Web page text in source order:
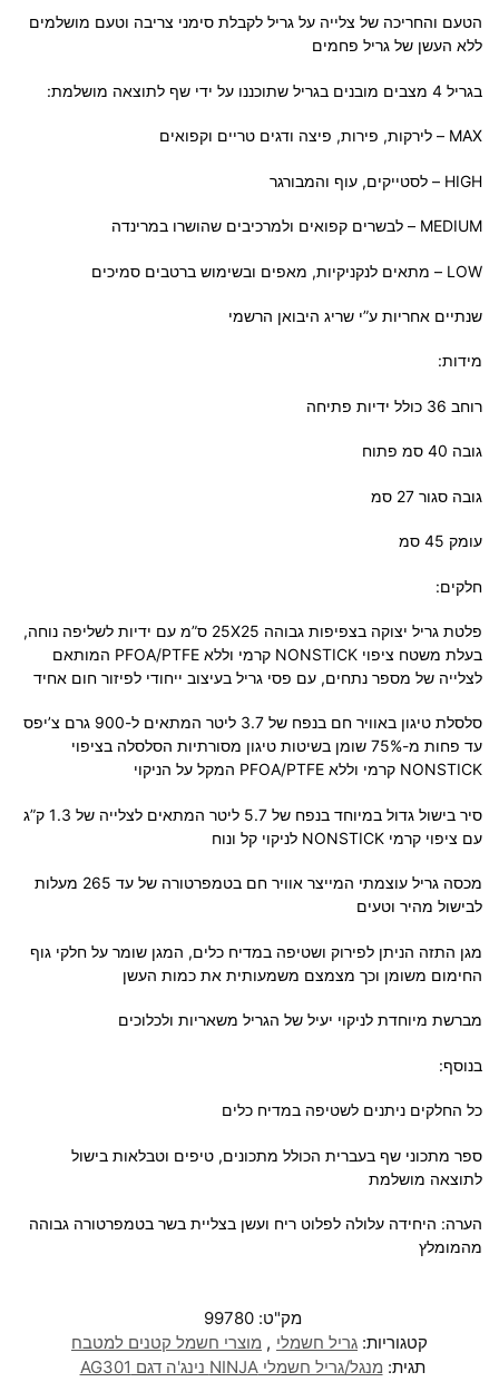
הטעם והחריכה של צלייה על גריל לקבלת סימני צריבה וטעם מושלמים
ללא העשן של גריל פחמים
בגריל 4 מצבים מובנים בגריל שתוכננו על ידי שף לתוצאה מושלמת:
MAX – לירקות, פירות, פיצה ודגים טריים וקפואים
HIGH – לסטייקים, עוף והמבורגר
MEDIUM – לבשרים קפואים ולמרכיבים שהושרו במרינדה
LOW – מתאים לנקניקיות, מאפים ובשימוש ברטבים סמיכים
שנתיים אחריות ע”י שריג היבואן הרשמי
מידות:
רוחב 36 כולל ידיות פתיחה
גובה 40 סמ פתוח
גובה סגור 27 סמ
עומק 45 סמ
חלקים:
פלטת גריל יצוקה בצפיפות גבוהה 25X25 ס”מ עם ידיות לשליפה נוחה,
בעלת משטח ציפוי NONSTICK קרמי וללא PFOA/PTFE המותאם
לצלייה של מספר נתחים, עם פסי גריל בעיצוב ייחודי לפיזור חום אחיד
סלסלת טיגון באוויר חם בנפח של 3.7 ליטר המתאים ל-900 גרם צ’יפס
עד פחות מ-75% שומן בשיטות טיגון מסורתיות הסלסלה בציפוי
NONSTICK קרמי וללא PFOA/PTFE המקל על הניקוי
סיר בישול גדול במיוחד בנפח של 5.7 ליטר המתאים לצלייה של 1.3 ק”ג
עם ציפוי קרמי NONSTICK לניקוי קל ונוח
מכסה גריל עוצמתי המייצר אוויר חם בטמפרטורה של עד 265 מעלות
לבישול מהיר וטעים
מגן התזה הניתן לפירוק ושטיפה במדיח כלים, המגן שומר על חלקי גוף
החימום משומן וכך מצמצם משמעותית את כמות העשן
מברשת מיוחדת לניקוי יעיל של הגריל משאריות ולכלוכים
בנוסף:
כל החלקים ניתנים לשטיפה במדיח כלים
ספר מתכוני שף בעברית הכולל מתכונים, טיפים וטבלאות בישול
לתוצאה מושלמת
הערה: היחידה עלולה לפלוט ריח ועשן בצליית בשר בטמפרטורה גבוהה
מהמומלץ
מק"ט:99780
קטגוריות: גריל חשמלי , מוצרי חשמל קטנים למטבח
תגית: ‏מנגל/גריל חשמלי NINJA נינג'ה דגם AG301